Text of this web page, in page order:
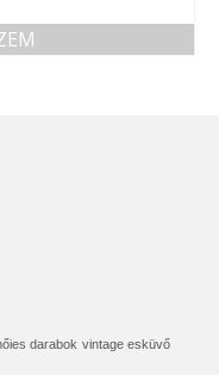
darabok vintage esküvő